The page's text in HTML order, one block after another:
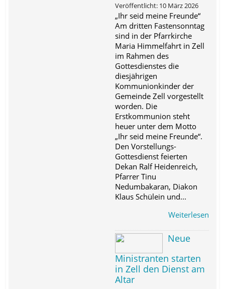
Veröffentlicht: 10 März 2026
„Ihr seid meine Freunde“
Am dritten Fastensonntag
sind in der Pfarrkirche
Maria Himmelfahrt in Zell
im Rahmen des
Gottesdienstes die
diesjährigen
Kommunionkinder der
Gemeinde Zell vorgestellt
worden. Die
Erstkommunion steht
heuer unter dem Motto
„Ihr seid meine Freunde“.
Den Vorstellungs-
Gottesdienst feierten
Dekan Ralf Heidenreich,
Pfarrer Tinu
Nedumbakaran, Diakon
Klaus Schülein und...
Weiterlesen
Neue
Ministranten starten
in Zell den Dienst am
Altar